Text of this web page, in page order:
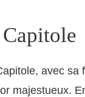
avec
majestueux.